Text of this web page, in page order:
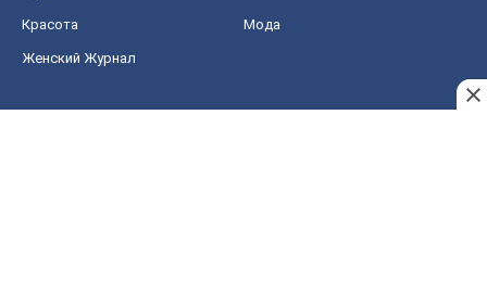
Красота Мода
Женский Журнал